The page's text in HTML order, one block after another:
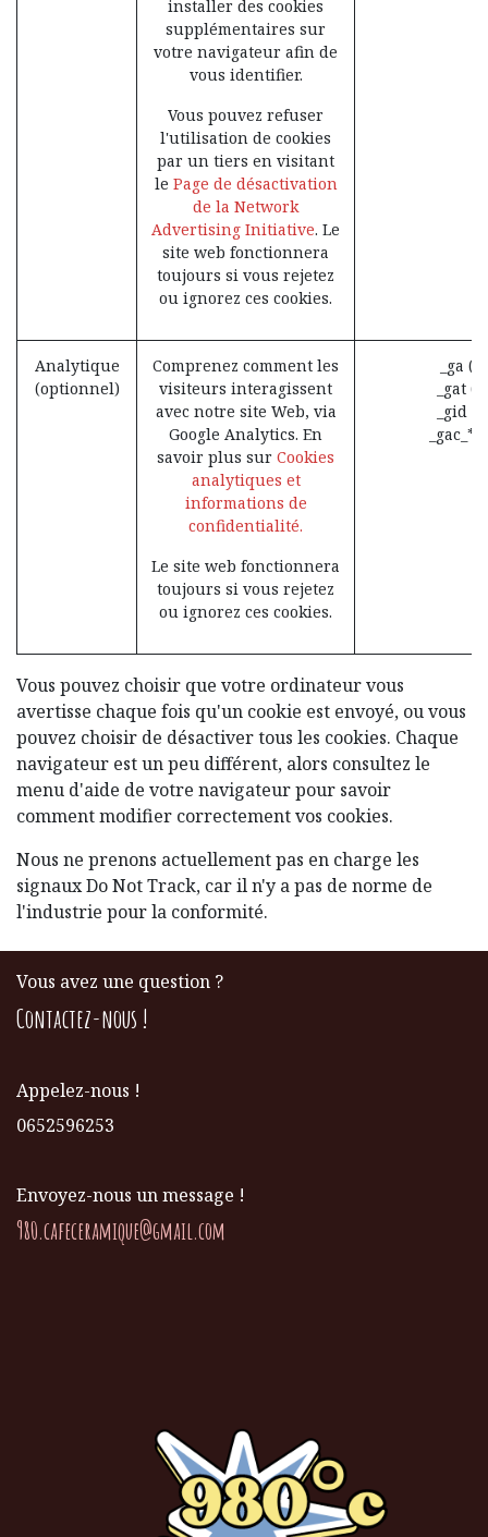
installer des cookies
supplémentaires sur
votre navigateur afin de
vous identifier.
Vous pouvez refuser
l'utilisation de cookies
par un tiers en visitant
le Page de désactivation
de la Network
Advertising Initiative. Le
site web fonctionnera
toujours si vous rejetez
ou ignorez ces cookies.
Analytique
(optionnel)
Comprenez comment les
visiteurs interagissent
avec notre site Web, via
Google Analytics. En
savoir plus sur Cookies
analytiques et
informations de
confidentialité.
Le site web fonctionnera
toujours si vous rejetez
ou ignorez ces cookies.
_ga
_gat
_gid
_gac_*
Vous pouvez choisir que votre ordinateur vous
avertisse chaque fois qu'un cookie est envoyé, ou vous
pouvez choisir de désactiver tous les cookies. Chaque
navigateur est un peu différent, alors consultez le
menu d'aide de votre navigateur pour savoir
comment modifier correctement vos cookies.
Nous ne prenons actuellement pas en charge les
signaux Do Not Track, car il n'y a pas de norme de
l'industrie pour la conformité.
Vous avez une question ?
Contactez-nous !
Appelez-nous !
0652596253
Envoyez-nous un message !
980.cafeceramique@gmail.com